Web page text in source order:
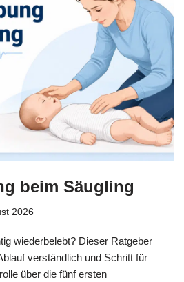
beim Säugling
2026
wiederbelebt? Dieser Ratgeber
verständlich und Schritt für
über die fünf ersten